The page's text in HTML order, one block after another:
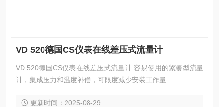
VD 520德国CS仪表在线差压式流量计
VD 520德国CS仪表在线差压式流量计 容易使用的紧凑型流量
计，集成压力和温度补偿，可限度减少安装工作量
更新时间：2025-08-29